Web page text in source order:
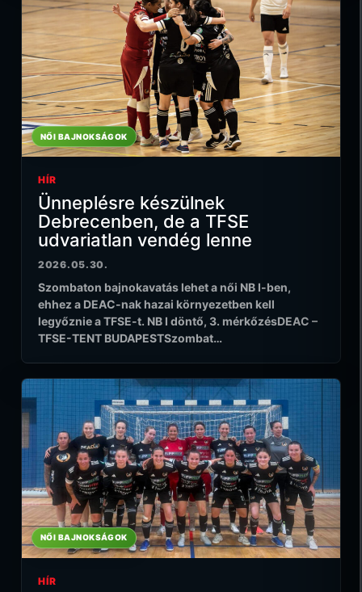
NŐI BAJNOKSÁGOK
HÍR
Ünneplésre készülnek
Debrecenben, de a TFSE
udvariatlan vendég lenne
2026.05.30.
Szombaton bajnokavatás lehet a női NB I-ben,
ehhez a DEAC-nak hazai környezetben kell
legyőznie a TFSE-t. NB I döntő, 3. mérkőzésDEAC –
TFSE-TENT BUDAPESTSzombat…
NŐI BAJNOKSÁGOK
HÍR